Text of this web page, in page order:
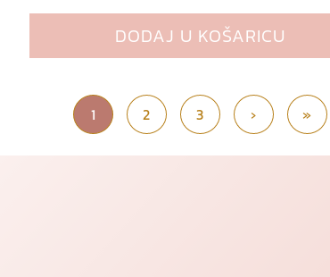
DODAJ U KOŠARICU
Current Page
1 Page
2 Page
3 › »